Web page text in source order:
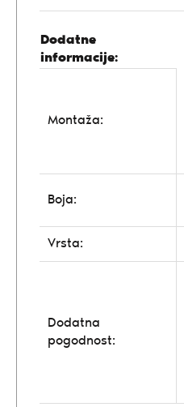
Dodatne
informacije:
Montaža:
Boja:
Vrsta:
Dodatna
pogodnost: